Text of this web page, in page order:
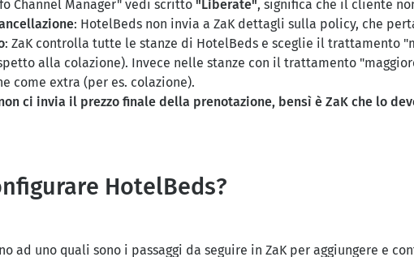
Channel Manager" vedi scritto "Liberate", significa che il cliente
: HotelBeds non invia a ZaK dettagli sulla policy, che
: ZaK controlla tutte le stanze di HotelBeds e sceglie il trattamento
alla colazione). Invece nelle stanze con il trattamento
come extra (per es. colazione).
ci invia il prezzo finale della prenotazione, bensì è ZaK che lo
HotelBeds?
ad uno quali sono i passaggi da seguire in ZaK per aggiungere e